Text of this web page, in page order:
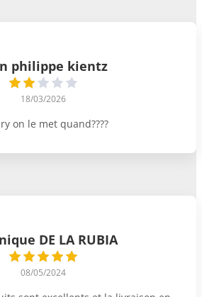
philippe kientz
18/03/2026
on le met quand????
DE LA RUBIA
08/05/2024